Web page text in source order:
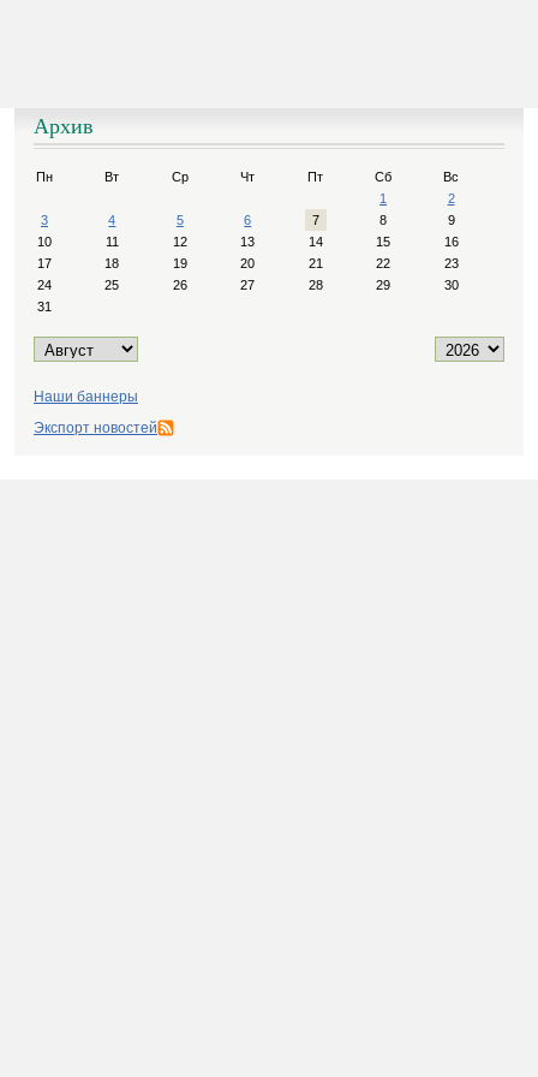
Архив
Пн Вт Ср Чт Пт Сб
Вс
1
2
3
4 5 6 7 8
9
10
11 12 13 14 15
16
17
18 19 20 21 22
23
24
25 26 27 28 29
30
31
Наши баннеры
Экспорт новостей